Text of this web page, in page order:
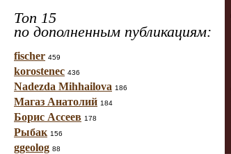
Топ 15
по дополненным публикациям:
fischer 459
korostenec 436
Nadezda Mihhailova 186
Магаз Анатолий 184
Борис Ассеев 178
Рыбак 156
ggeolog 88